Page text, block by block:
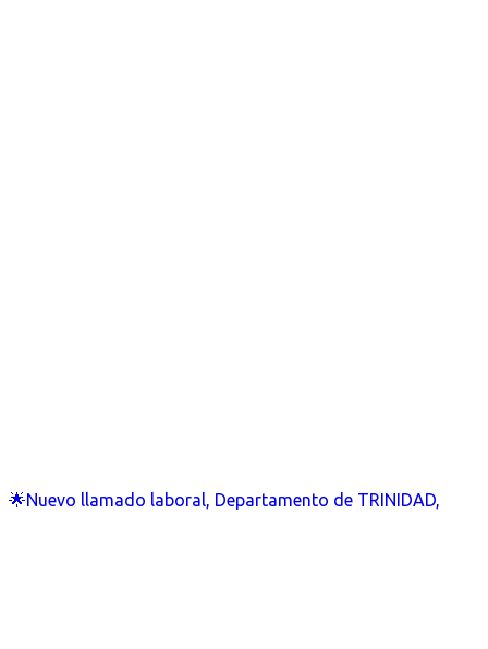
🌟Nuevo llamado laboral, Departamento de TRINIDAD,